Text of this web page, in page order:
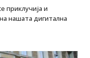
приклучија и
нашата дигитална